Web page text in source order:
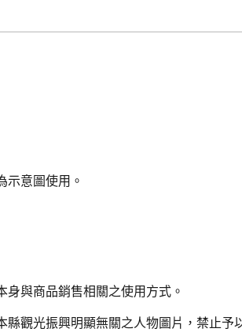
示意圖使用。
與商品銷售相關之使用方式。
觀光振興明顯無關之人物圖片，禁止予